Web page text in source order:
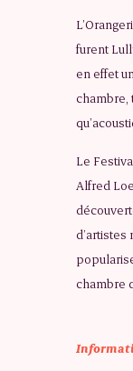
furent
en effet
chambre,
Le
Alfred
chambre